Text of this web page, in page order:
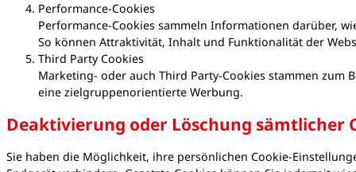
Performance-Cookies
Performance-Cookies sammeln Informationen darüber,
So können Attraktivität, Inhalt und Funktionalität der
Third Party Cookies
Marketing- oder auch Third Party-Cookies stammen
eine zielgruppenorientierte Werbung.
Deaktivierung oder Löschung sämtlicher
Sie haben die Möglichkeit, ihre persönlichen Cookie-